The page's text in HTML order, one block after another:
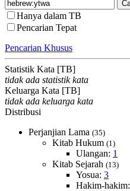
Hanya dalam TB
Pencarian Tepat
Pencarian Khusus
Statistik Kata [TB]
tidak ada statistik kata
Keluarga Kata [TB]
tidak ada keluarga kata
Distribusi
Perjanjian Lama (35)
Kitab Hukum (1)
Ulangan: 1
Kitab Sejarah (13)
Yosua: 3
Hakim-hakim: